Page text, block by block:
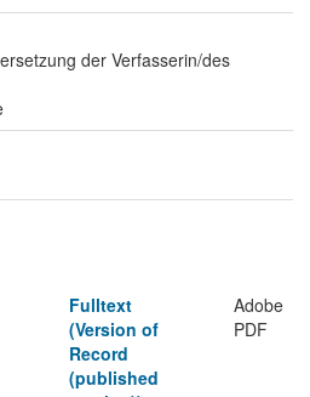
der Verfasserin/des
Fulltext
(Version of
Record
(published
Adobe
PDF